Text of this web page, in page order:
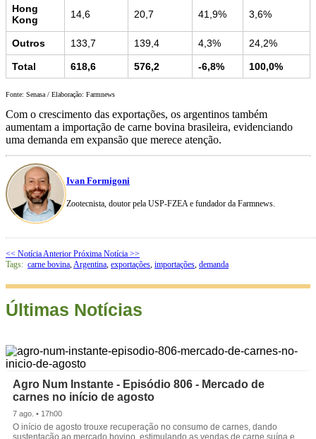
Hong
Kong
14,6 20,7 41,9% 3,6%
Outros 133,7 139,4 4,3% 24,2%
Total 618,6 576,2 -6,8% 100,0%
Fonte: Senasa / Elaboração: Farmnews
Com o crescimento das exportações, os argentinos também
aumentam a importação de carne bovina brasileira, evidenciando
uma demanda em expansão que merece atenção.
Ivan Formigoni
Zootecnista, doutor pela USP-FZEA e fundador da Farmnews.
<< Notícia Anterior Próxima Notícia >>
Tags: carne bovina,Argentina, exportações, importações, demanda
Últimas Notícias
Agro Num Instante - Episódio 806 - Mercado de
carnes no início de agosto
7 ago. • 17h00
O início de agosto trouxe recuperação no consumo de carnes, dando
sustentação ao mercado bovino, estimulando as vendas de carne suína e